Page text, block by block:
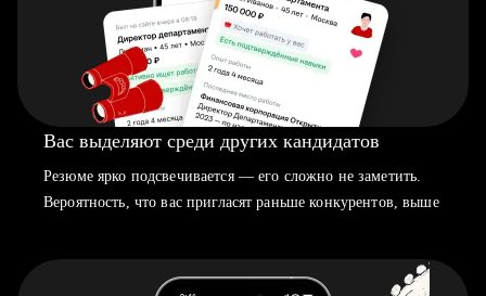
Вас выделяют среди других кандидатов
Резюме ярко подсвечивается — его сложно не заметить.
Вероятность, что вас пригласят раньше конкурентов, выше